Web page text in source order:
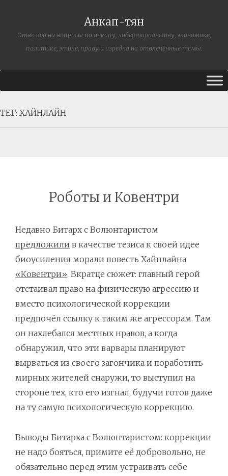
Анкап-тян
Отвечаю на вопросы по анкапу, либертарианству, экономике,
политике, этике, праву и изредка на отвлечённые темы.
ТЕГ: ХАЙНЛАЙН
Роботы и Ковентри
Недавно Битарх с Волюнтаристом
предложили в качестве тезиса к своей идее
биоусиления морали повесть Хайнлайна
«Ковентри». Вкратце сюжет: главный герой
отстаивал право на физическую агрессию и
вместо психологической коррекции
предпочёл ссылку к таким же агрессорам. Там
он нахлебался местных нравов, а когда
обнаружил, что эти варвары планируют
вырваться из своего загончика и поработить
мирных жителей снаружи, то выступил на
стороне тех, кто его изгнал, будучи готов даже
на ту самую психологическую коррекцию.
Выводы Битарха с Волюнтаристом: коррекции
не надо бояться, примите её добровольно, не
обязательно перед этим устраивать себе